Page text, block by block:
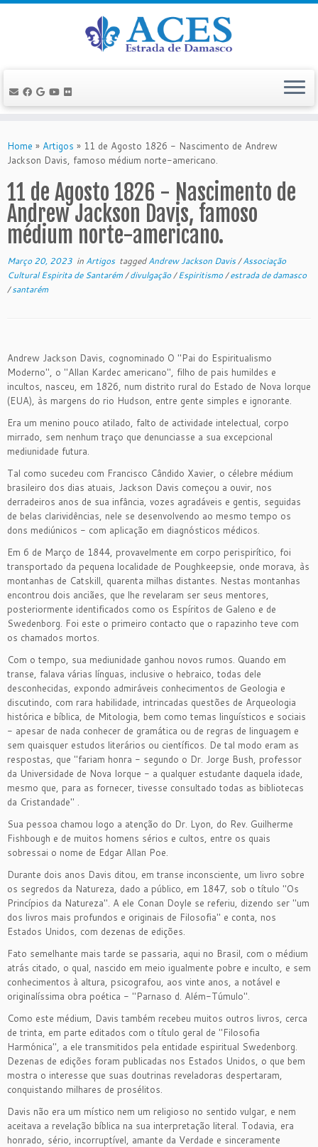
to
content
Home » Artigos » 11 de Agosto 1826 - Nascimento de Andrew
Jackson Davis, famoso médium norte-americano.
11 de Agosto 1826 - Nascimento de
Andrew Jackson Davis, famoso
médium norte-americano.
Março 20, 2023 in Artigos taggedAndrew Jackson Davis/Associação
Cultural Espirita de Santarém/divulgação/Espiritismo/estrada de damasco
/santarém
Andrew Jackson Davis, cognominado O "Pai do Espiritualismo
Moderno", o "Allan Kardec americano", filho de pais humildes e
incultos, nasceu, em 1826, num distrito rural do Estado de Nova Iorque
(EUA), às margens do rio Hudson, entre gente simples e ignorante.
Era um menino pouco atilado, falto de actividade intelectual, corpo
mirrado, sem nenhum traço que denunciasse a sua excepcional
mediunidade futura.
Tal como sucedeu com Francisco Cândido Xavier, o célebre médium
brasileiro dos dias atuais, Jackson Davis começou a ouvir, nos
derradeiros anos de sua infância, vozes agradáveis e gentis, seguidas
de belas clarividências, nele se desenvolvendo ao mesmo tempo os
dons mediúnicos - com aplicação em diagnósticos médicos.
Em 6 de Março de 1844, provavelmente em corpo perispirítico, foi
transportado da pequena localidade de Poughkeepsie, onde morava, às
montanhas de Catskill, quarenta milhas distantes. Nestas montanhas
encontrou dois anciães, que lhe revelaram ser seus mentores,
posteriormente identificados como os Espíritos de Galeno e de
Swedenborg. Foi este o primeiro contacto que o rapazinho teve com
os chamados mortos.
Com o tempo, sua mediunidade ganhou novos rumos. Quando em
transe, falava várias línguas, inclusive o hebraico, todas dele
desconhecidas, expondo admiráveis conhecimentos de Geologia e
discutindo, com rara habilidade, intrincadas questões de Arqueologia
histórica e bíblica, de Mitologia, bem como temas linguísticos e sociais
- apesar de nada conhecer de gramática ou de regras de linguagem e
sem quaisquer estudos literários ou científicos. De tal modo eram as
respostas, que "fariam honra - segundo o Dr. Jorge Bush, professor
da Universidade de Nova Iorque - a qualquer estudante daquela idade,
mesmo que, para as fornecer, tivesse consultado todas as bibliotecas
da Cristandade" .
Sua pessoa chamou logo a atenção do Dr. Lyon, do Rev. Guilherme
Fishbough e de muitos homens sérios e cultos, entre os quais
sobressai o nome de Edgar Allan Poe.
Durante dois anos Davis ditou, em transe inconsciente, um livro sobre
os segredos da Natureza, dado a público, em 1847, sob o título "Os
Princípios da Natureza". A ele Conan Doyle se referiu, dizendo ser "um
dos livros mais profundos e originais de Filosofia" e conta, nos
Estados Unidos, com dezenas de edições.
Fato semelhante mais tarde se passaria, aqui no Brasil, com o médium
atrás citado, o qual, nascido em meio igualmente pobre e inculto, e sem
conhecimentos à altura, psicografou, aos vinte anos, a notável e
originalíssima obra poética - "Parnaso d. Além-Túmulo".
Como este médium, Davis também recebeu muitos outros livros, cerca
de trinta, em parte editados com o título geral de "Filosofia
Harmónica", a ele transmitidos pela entidade espiritual Swedenborg.
Dezenas de edições foram publicadas nos Estados Unidos, o que bem
mostra o interesse que suas doutrinas reveladoras despertaram,
conquistando milhares de prosélitos.
Davis não era um místico nem um religioso no sentido vulgar, e nem
aceitava a revelação bíblica na sua interpretação literal. Todavia, era
honrado, sério, incorruptível, amante da Verdade e sinceramente